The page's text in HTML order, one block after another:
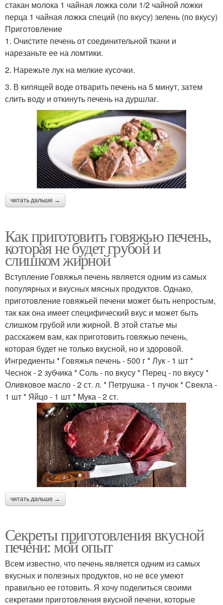
стакан молока 1 чайная ложка соли 1/2 чайной ложки
перца 1 чайная ложка специй (по вкусу) зелень (по вкусу)
Приготовление
1. Очистите печень от соединительной ткани и
нарезаньте ее на ломтики.
2. Нарежьте лук на мелкие кусочки.
3. В кипящей воде отварить печень на 5 минут, затем
слить воду и откинуть печень на дуршлаг.
читать дальше →
Как приготовить говяжью печень,
которая не будет грубой и
слишком жирной
Вступление Говяжья печень является одним из самых
популярных и вкусных мясных продуктов. Однако,
приготовление говяжьей печени может быть непростым,
так как она имеет специфический вкус и может быть
слишком грубой или жирной. В этой статье мы
расскажем вам, как приготовить говяжью печень,
которая будет не только вкусной, но и здоровой.
Ингредиенты * Говяжья печень - 500 г * Лук - 1 шт *
Чеснок - 2 зубчика * Соль - по вкусу * Перец - по вкусу *
Оливковое масло - 2 ст. л. * Петрушка - 1 пучок * Свекла -
1 шт * Яйцо - 1 шт * Мука - 2 ст.
читать дальше →
Секреты приготовления вкусной
печени: мой опыт
Всем известно, что печень является одним из самых
вкусных и полезных продуктов, но не все умеют
правильно ее готовить. Я хочу поделиться своими
секретами приготовления вкусной печени, которые